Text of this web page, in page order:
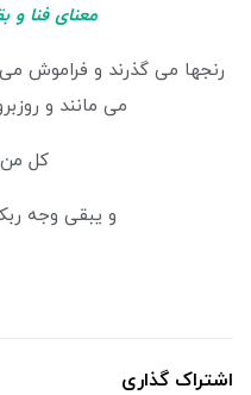
معنای فنا و
رنجها می گذرند و فراموش
می مانند و
کل من
و یبقی وجه
اشتراک گذاری